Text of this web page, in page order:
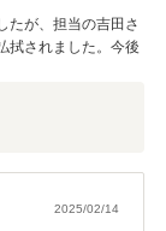
たが、担当の吉田さ
拭されました。今後
2025/02/14